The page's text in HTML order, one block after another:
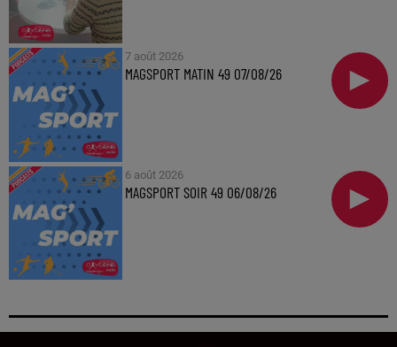
7 août 2026
MAGSPORT MATIN 49 07/08/26
6 août 2026
MAGSPORT SOIR 49 06/08/26